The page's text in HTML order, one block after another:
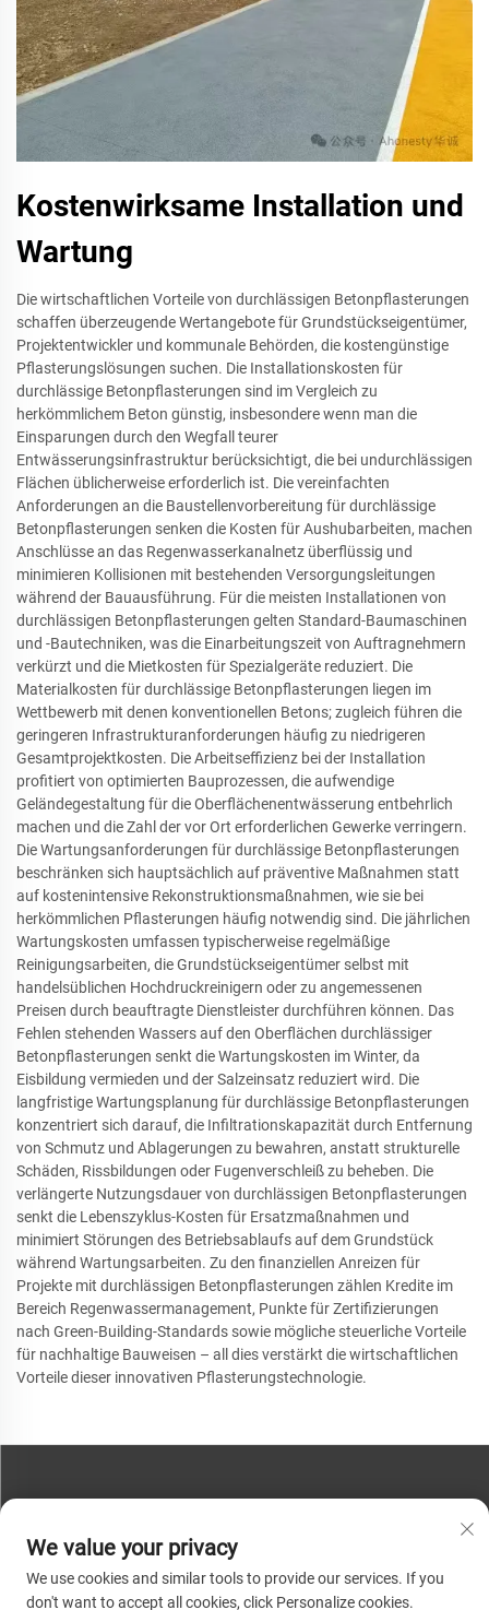
Kostenwirksame Installation und
Wartung
Die wirtschaftlichen Vorteile von durchlässigen Betonpflasterungen
schaffen überzeugende Wertangebote für Grundstückseigentümer,
Projektentwickler und kommunale Behörden, die kostengünstige
Pflasterungslösungen suchen. Die Installationskosten für
durchlässige Betonpflasterungen sind im Vergleich zu
herkömmlichem Beton günstig, insbesondere wenn man die
Einsparungen durch den Wegfall teurer
Entwässerungsinfrastruktur berücksichtigt, die bei undurchlässigen
Flächen üblicherweise erforderlich ist. Die vereinfachten
Anforderungen an die Baustellenvorbereitung für durchlässige
Betonpflasterungen senken die Kosten für Aushubarbeiten, machen
Anschlüsse an das Regenwasserkanalnetz überflüssig und
minimieren Kollisionen mit bestehenden Versorgungsleitungen
während der Bauausführung. Für die meisten Installationen von
durchlässigen Betonpflasterungen gelten Standard-Baumaschinen
und -Bautechniken, was die Einarbeitungszeit von Auftragnehmern
verkürzt und die Mietkosten für Spezialgeräte reduziert. Die
Materialkosten für durchlässige Betonpflasterungen liegen im
Wettbewerb mit denen konventionellen Betons; zugleich führen die
geringeren Infrastrukturanforderungen häufig zu niedrigeren
Gesamtprojektkosten. Die Arbeitseffizienz bei der Installation
profitiert von optimierten Bauprozessen, die aufwendige
Geländegestaltung für die Oberflächenentwässerung entbehrlich
machen und die Zahl der vor Ort erforderlichen Gewerke verringern.
Die Wartungsanforderungen für durchlässige Betonpflasterungen
beschränken sich hauptsächlich auf präventive Maßnahmen statt
auf kostenintensive Rekonstruktionsmaßnahmen, wie sie bei
herkömmlichen Pflasterungen häufig notwendig sind. Die jährlichen
Wartungskosten umfassen typischerweise regelmäßige
Reinigungsarbeiten, die Grundstückseigentümer selbst mit
handelsüblichen Hochdruckreinigern oder zu angemessenen
Preisen durch beauftragte Dienstleister durchführen können. Das
Fehlen stehenden Wassers auf den Oberflächen durchlässiger
Betonpflasterungen senkt die Wartungskosten im Winter, da
Eisbildung vermieden und der Salzeinsatz reduziert wird. Die
langfristige Wartungsplanung für durchlässige Betonpflasterungen
konzentriert sich darauf, die Infiltrationskapazität durch Entfernung
von Schmutz und Ablagerungen zu bewahren, anstatt strukturelle
Schäden, Rissbildungen oder Fugenverschleiß zu beheben. Die
verlängerte Nutzungsdauer von durchlässigen Betonpflasterungen
senkt die Lebenszyklus-Kosten für Ersatzmaßnahmen und
minimiert Störungen des Betriebsablaufs auf dem Grundstück
während Wartungsarbeiten. Zu den finanziellen Anreizen für
Projekte mit durchlässigen Betonpflasterungen zählen Kredite im
Bereich Regenwassermanagement, Punkte für Zertifizierungen
nach Green-Building-Standards sowie mögliche steuerliche Vorteile
für nachhaltige Bauweisen – all dies verstärkt die wirtschaftlichen
Vorteile dieser innovativen Pflasterungstechnologie.
Telefon:+86-13793890209
Tel.:+86-13793890209
We value your privacy
We use cookies and similar tools to provide our services. If you
don't want to accept all cookies, click Personalize cookies.